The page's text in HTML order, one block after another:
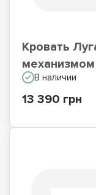
Кровать
механизмом
В наличии
13 390 грн